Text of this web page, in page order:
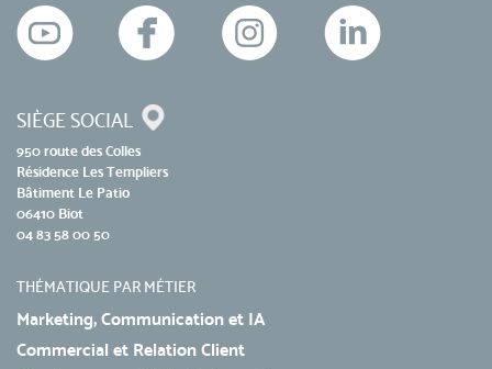
SIÈGE SOCIAL
950 route des Colles
Résidence Les Templiers
Bâtiment Le Patio
06410 Biot
04 83 58 00 50
THÉMATIQUE PAR MÉTIER
Marketing, Communication et IA
Commercial et Relation Client